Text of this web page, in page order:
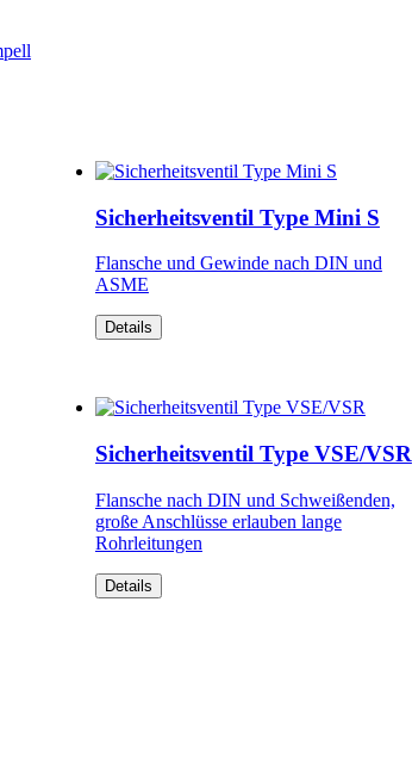
Sicherheitsventil Type Mini S
Flansche und Gewinde nach DIN und
ASME
Details
Sicherheitsventil Type VSE/VSR
Flansche nach DIN und Schweißenden,
große Anschlüsse erlauben lange
Rohrleitungen
Details